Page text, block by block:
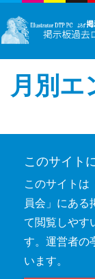
月別エ
このサイト
このサイトは
員会」にある
て閲覧しやす
す。運営者の
います。